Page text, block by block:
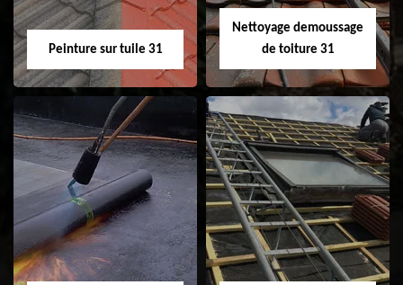
Peinture sur tuile 31
Peinture sur tuile
31
Nettoyage demoussage
de toiture 31
Nettoyage
demoussage de
toiture 31